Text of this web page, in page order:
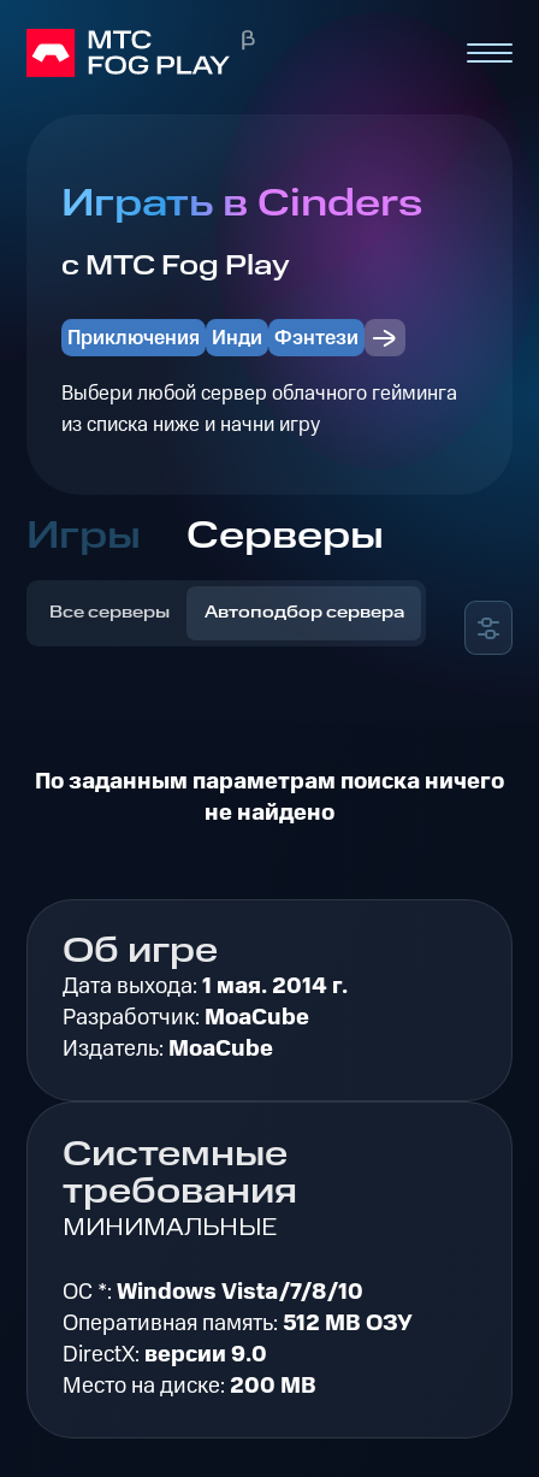
Играть в Cinders
с МТС Fog Play
Приключения Инди Фэнтези
Выбери любой сервер облачного гейминга
из списка ниже и начни игру
Игры Серверы
Все серверы Автоподбор сервера
По заданным параметрам поиска ничего
не найдено
Об игре
Дата выхода:1 мая. 2014 г.
Разработчик: MoaCube
Издатель: MoaCube
Системные
требования
МИНИМАЛЬНЫЕ
ОС *:Windows Vista/7/8/10
Оперативная память:512 MB ОЗУ
DirectX: версии 9.0
Место на диске: 200 MB